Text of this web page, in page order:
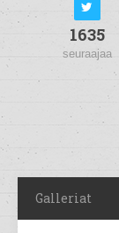
1635
seuraajaa
Galleriat